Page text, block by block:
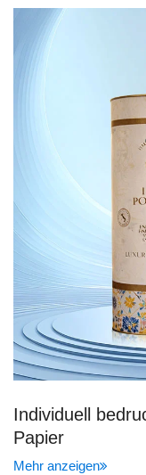
Individuell
Papier
Mehr anzeigen